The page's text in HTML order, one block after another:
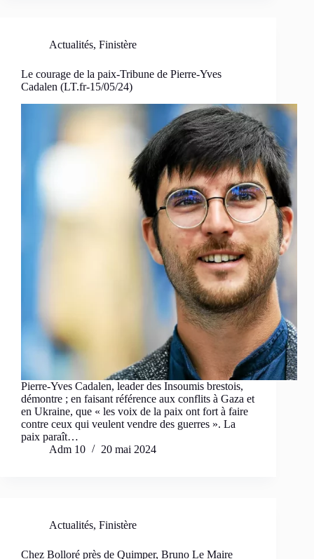
Actualités, Finistère
Le courage de la paix-Tribune de Pierre-Yves
Cadalen (LT.fr-15/05/24)
Pierre-Yves Cadalen, leader des Insoumis brestois,
démontre ; en faisant référence aux conflits à Gaza et
en Ukraine, que « les voix de la paix ont fort à faire
contre ceux qui veulent vendre des guerres ». La
paix paraît…
Adm 10
20 mai 2024
Actualités, Finistère
Chez Bolloré près de Quimper, Bruno Le Maire